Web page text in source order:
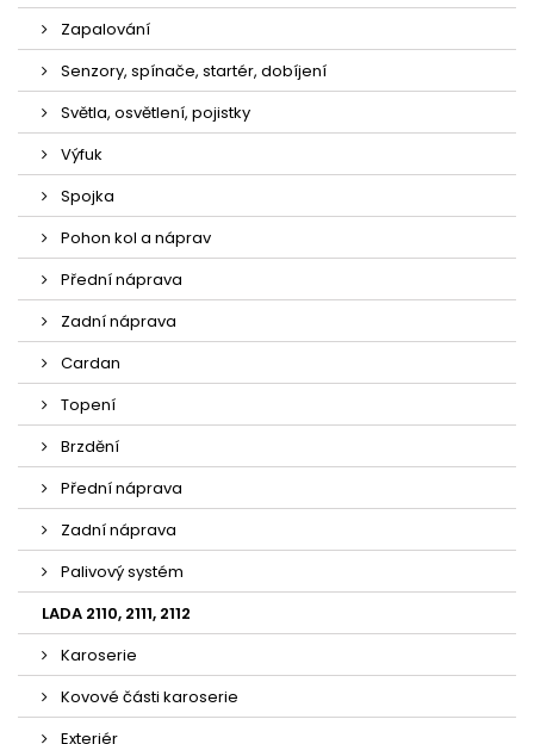
Zapalování
Senzory, spínače, startér, dobíjení
Světla, osvětlení, pojistky
Výfuk
Spojka
Pohon kol a náprav
Přední náprava
Zadní náprava
Cardan
Topení
Brzdění
Přední náprava
Zadní náprava
Palivový systém
LADA 2110, 2111, 2112
Karoserie
Kovové části karoserie
Exteriér